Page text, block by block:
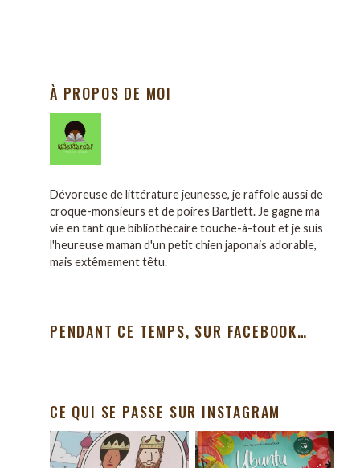
À PROPOS DE MOI
Dévoreuse de littérature jeunesse, je raffole aussi de
croque-monsieurs et de poires Bartlett. Je gagne ma
vie en tant que bibliothécaire touche-à-tout et je suis
l'heureuse maman d'un petit chien japonais adorable,
mais extêmement têtu.
PENDANT CE TEMPS, SUR FACEBOOK…
CE QUI SE PASSE SUR INSTAGRAM